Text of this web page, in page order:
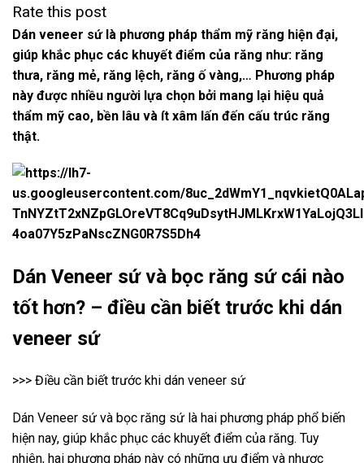
Rate this post
Dán veneer sứ là phương pháp thẩm mỹ răng hiện đại,
giúp khắc phục các khuyết điểm của răng như: răng
thưa, răng mẻ, răng lệch, răng ố vàng,… Phương pháp
này được nhiều người lựa chọn bởi mang lại hiệu quả
thẩm mỹ cao, bền lâu và ít xâm lấn đến cấu trúc răng
thật.
Dán Veneer sứ và bọc răng sứ cái nào
tốt hơn? – điều cần biết trước khi dán
veneer sứ
>>> Điều cần biết trước khi dán veneer sứ
Dán Veneer sứ và bọc răng sứ là hai phương pháp phổ biến
hiện nay, giúp khắc phục các khuyết điểm của răng. Tuy
nhiên, hai phương pháp này có những ưu điểm và nhược